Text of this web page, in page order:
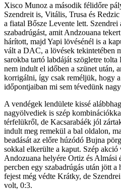
Xisco Munoz a második félidőre
Szendreit is, Vitális, Trusa és
a fiatal Bősze Levente lett.
szabadrúgást, amit Andzouana
hárított, majd Yapi lövésénél is a
vált a DAC, a lövések tekintetében
sarokba tartó labdáját szögletre
nem indult el időben a szünet után,
korrigálni, így csak reméljük, hogy
időpontjaiban mi sem tévedünk
A vendégek lendülete kissé
nagyölvediek is szép
térfelükről, de Kacsarabáék jól
indult meg remekül a bal oldalon,
beadását az előre húzódó Bujna
sokkal elkerülte a kaput. Szép
Andozuana helyére Ortiz és Almási
percben egy szabadrúgás után jött
fejest még védte Krátky, de
volt, 0:3.